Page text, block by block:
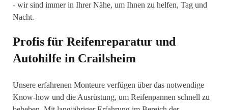
- wir sind immer in Ihrer Nähe, um Ihnen zu helfen, Tag und
Nacht.
Profis für Reifenreparatur und
Autohilfe in Crailsheim
Unsere erfahrenen Monteure verfügen über das notwendige
Know-how und die Ausrüstung, um Reifenpannen schnell zu